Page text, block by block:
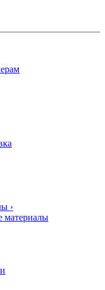
›
материалы